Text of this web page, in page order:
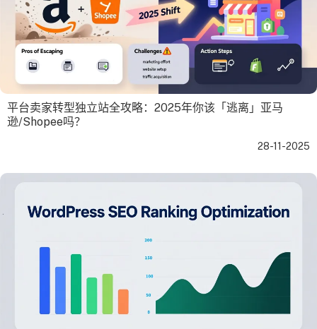
平台卖家转型独立站全攻略：2025年你该「逃离」亚马
逊/Shopee吗？
28-11-2025